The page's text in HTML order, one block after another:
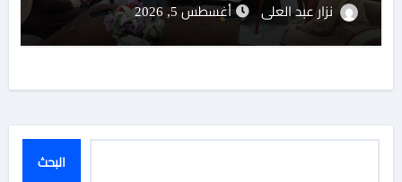
نزار عبد العلى أغسطس 5, 2026
البحث